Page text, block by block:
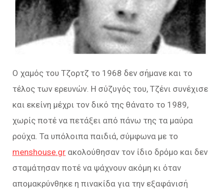
Ο χαμός του Τζορτζ το 1968 δεν σήμανε και το
τέλος των ερευνών. Η σύζυγός του, Τζένι συνέχισε
και εκείνη μέχρι τον δικό της θάνατο το 1989,
χωρίς ποτέ να πετάξει από πάνω της τα μαύρα
ρούχα. Τα υπόλοιπα παιδιά, σύμφωνα με το
menshouse.gr ακολούθησαν τον ίδιο δρόμο και δεν
σταμάτησαν ποτέ να ψάχνουν ακόμη κι όταν
απομακρύνθηκε η πινακίδα για την εξαφάνισή